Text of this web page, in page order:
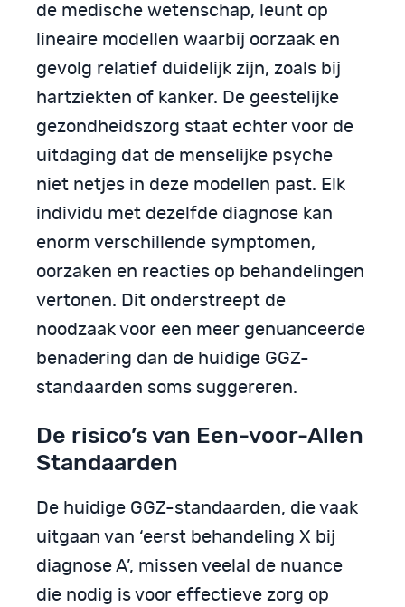
de medische wetenschap, leunt op
lineaire modellen waarbij oorzaak en
gevolg relatief duidelijk zijn, zoals bij
hartziekten of kanker. De geestelijke
gezondheidszorg staat echter voor de
uitdaging dat de menselijke psyche
niet netjes in deze modellen past. Elk
individu met dezelfde diagnose kan
enorm verschillende symptomen,
oorzaken en reacties op behandelingen
vertonen. Dit onderstreept de
noodzaak voor een meer genuanceerde
benadering dan de huidige GGZ-
standaarden soms suggereren.
De risico’s van Een-voor-Allen
Standaarden
De huidige GGZ-standaarden, die vaak
uitgaan van ‘eerst behandeling X bij
diagnose A’, missen veelal de nuance
die nodig is voor effectieve zorg op